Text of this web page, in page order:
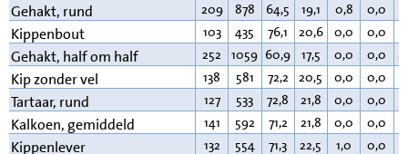
Gehakt, rund 209 878 64,5 19,1 0,8 0,0
Kippenbout 103 435 76,1 20,6 0,0 0,0
Gehakt, half om half 252 1059 60,9 17,5 0,0 0,0
Kip zonder vel 138 581 72,2 20,5 0,0 0,0
Tartaar, rund 127 533 72,8 21,8 0,0 0,0
Kalkoen, gemiddeld 141 592 71,2 21,8 0,0 0,0
Kippenlever 132 554 71,3 22,5 1,0 0,0